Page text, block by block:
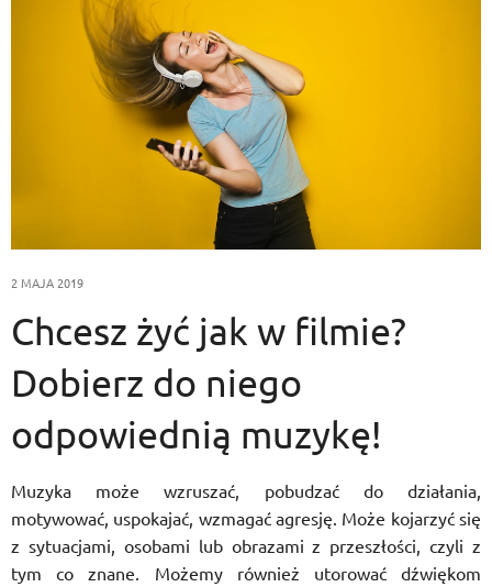
2 MAJA 2019
Chcesz żyć jak w filmie?
Dobierz do niego
odpowiednią muzykę!
Muzyka może wzruszać, pobudzać do działania,
motywować, uspokajać, wzmagać agresję. Może kojarzyć się
z sytuacjami, osobami lub obrazami z przeszłości, czyli z
tym co znane. Możemy również utorować dźwiękom